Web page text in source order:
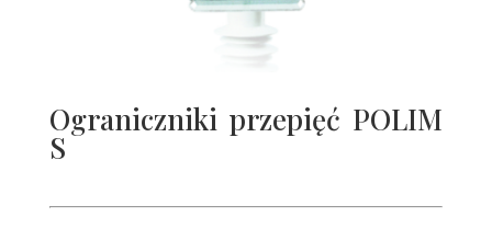
Ograniczniki przepięć POLIM
S